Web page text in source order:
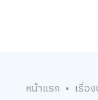
หน้าแรก • เรื่อ